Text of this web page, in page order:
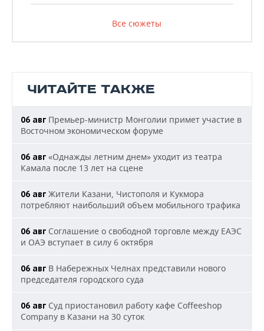
Все сюжеты
ЧИТАЙТЕ ТАКЖЕ
06 авг Премьер-министр Монголии примет участие в
Восточном экономическом форуме
06 авг «Однажды летним днем» уходит из театра
Камала после 13 лет на сцене
06 авг Жители Казани, Чистополя и Кукмора
потребляют наибольший объем мобильного трафика
06 авг Соглашение о свободной торговле между ЕАЭС
и ОАЭ вступает в силу 6 октября
06 авг В Набережных Челнах представили нового
председателя городского суда
06 авг Суд приостановил работу кафе Coffeeshop
Company в Казани на 30 суток